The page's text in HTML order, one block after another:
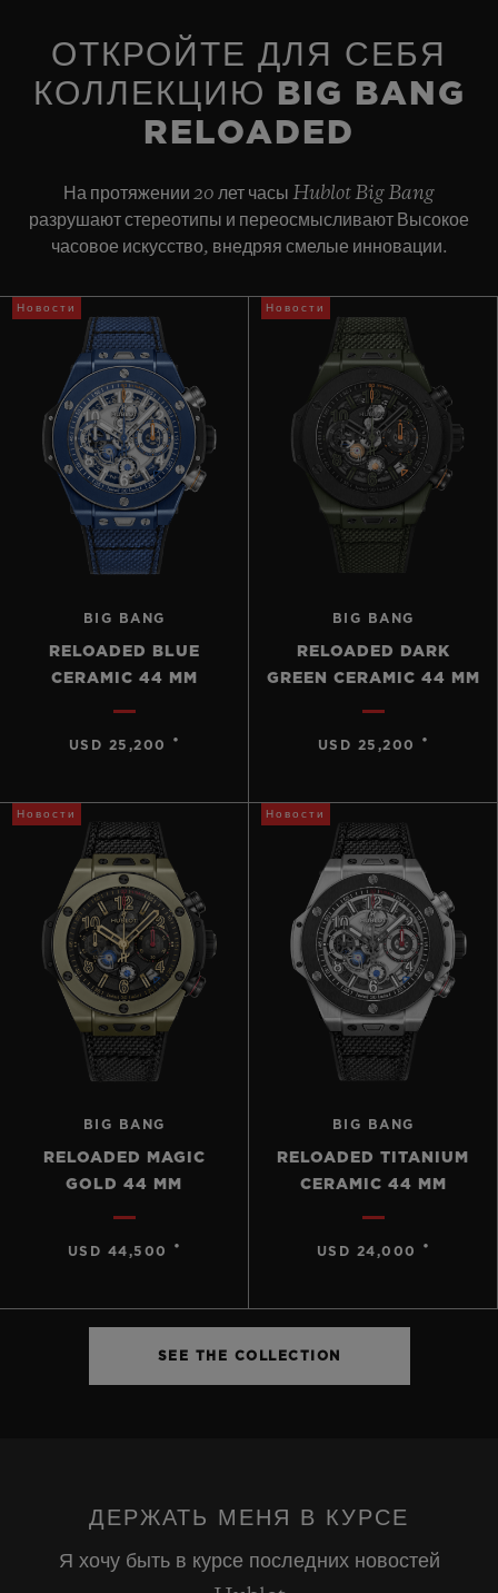
Примерно 72 часа
прошивкой в форме литеры «Н». Дополнительный ремешок:
черный фактурный ремешок из каучука с подкладкой.
ОТКРОЙТЕ ДЛЯ СЕБЯ
КОЛЛЕКЦИЮ BIG BANG
RELOADED
На протяжении 20 лет часы Hublot Big Bang
разрушают стереотипы и переосмысливают Высокое
часовое искусство, внедряя смелые инновации.
Новости
BIG BANG
RELOADED BLUE
CERAMIC 44 MM
USD 25,200 •
Новости
BIG BANG
RELOADED DARK
GREEN CERAMIC 44 MM
USD 25,200 •
Новости
BIG BANG
RELOADED MAGIC
GOLD 44 MM
USD 44,500 •
Новости
BIG BANG
RELOADED TITANIUM
CERAMIC 44 MM
USD 24,000 •
SEE THE COLLECTION
ДЕРЖАТЬ МЕНЯ В КУРСЕ
Я хочу быть в курсе последних новостей